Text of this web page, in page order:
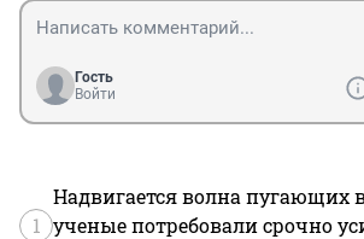
Гость
Войти
1
Надвигается волна пугающих
ученые потребовали срочно